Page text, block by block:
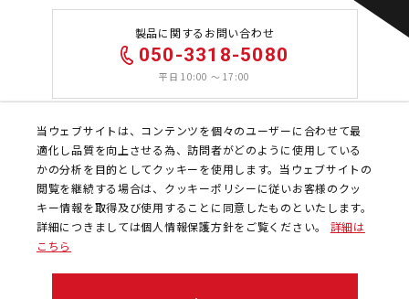
製品に関するお問い合わせ
050-3318-5080
平日 10:00 〜 17:00
お問い合わせ
会社概要
当ウェブサイトは、コンテンツを個々のユーザーに合わせて最
適化し品質を向上させる為、訪問者がどのように使用している
かの分析を目的としてクッキーを使用します。当ウェブサイトの
閲覧を継続する場合は、クッキーポリシーに従いお客様のクッ
キー情報を取得及び使用することに同意したものといたします。
詳細につきましては個人情報保護方針をご覧ください。
詳細は
こちら